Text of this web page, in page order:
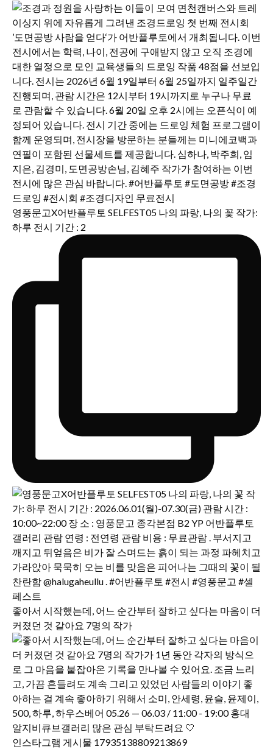
영풍문고X어반플루토 SELFEST05 나의 파랑, 나의 꽃 작가:
하루 전시 기간 : 2
좋아서 시작했는데, 어느 순간부터 잘하고 싶다는 마음이 더
커졌던 것 같아요 7명의 작가
인스타그램 게시물 17935138809213869